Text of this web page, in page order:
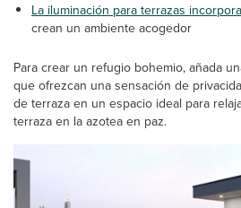
La iluminación para terrazas
crean un ambiente acogedor
Para crear un refugio bohemio, añada
que ofrezcan una sensación de
de terraza en un espacio ideal para
terraza en la azotea en paz.